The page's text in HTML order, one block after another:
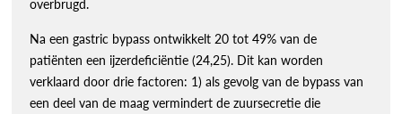
overbrugd.
Na een gastric bypass ontwikkelt 20 tot 49% van de
patiënten een ijzerdeficiëntie (24,25). Dit kan worden
verklaard door drie factoren: 1) als gevolg van de bypass van
een deel van de maag vermindert de zuursecretie die